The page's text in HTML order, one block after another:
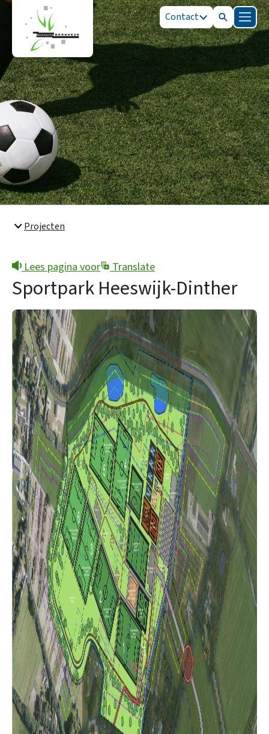
Contact ZoekenMenu
Zoeken
Snel naar
Bestuur en organisatie
Projecten
Lees pagina voor Translate
Sportpark Heeswijk-Dinther